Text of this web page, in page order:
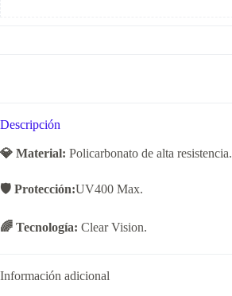
Descripción
💎 Material: Policarbonato de alta resistencia.
🛡️ Protección:UV400 Max.
🌈 Tecnología: Clear Vision.
Información adicional